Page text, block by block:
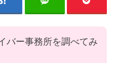
バー事務所を調べてみ